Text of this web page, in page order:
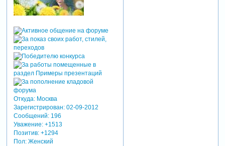
Откуда:Москва
Зарегистрирован: 02-09-2012
Сообщений:196
Уважение: +1513
Позитив: +1294
Пол:Женский